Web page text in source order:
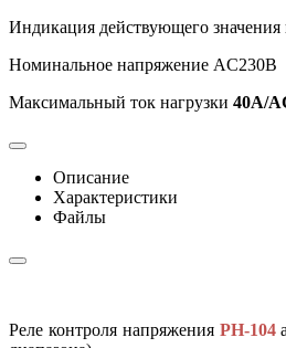
Индикация действующего значения
Номинальное напряжение AC230В
Максимальный ток нагрузки 40А/
Описание
Характеристики
Файлы
Реле контроля напряжения РН-104